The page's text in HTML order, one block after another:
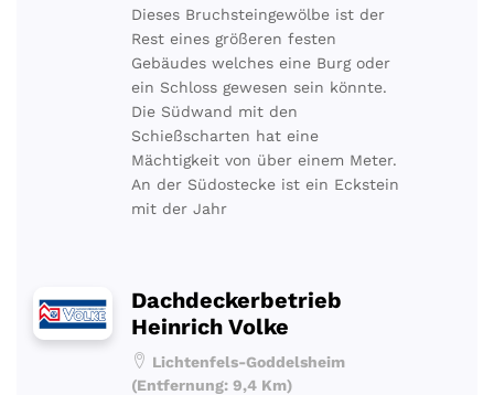
Dieses Bruchsteingewölbe ist der
Rest eines größeren festen
Gebäudes welches eine Burg oder
ein Schloss gewesen sein könnte.
Die Südwand mit den
Schießscharten hat eine
Mächtigkeit von über einem Meter.
An der Südostecke ist ein Eckstein
mit der Jahr
Dachdeckerbetrieb
Heinrich Volke
Lichtenfels-Goddelsheim
(Entfernung: 9,4 Km)